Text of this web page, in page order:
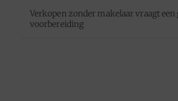
Verkopen zonder makelaar vraagt een
voorbereiding